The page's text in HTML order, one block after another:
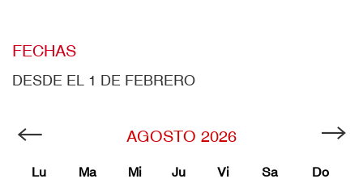
FECHAS
DESDE EL 1 DE FEBRERO
AGOSTO 2026
Lu Ma Mi Ju Vi Sa Do